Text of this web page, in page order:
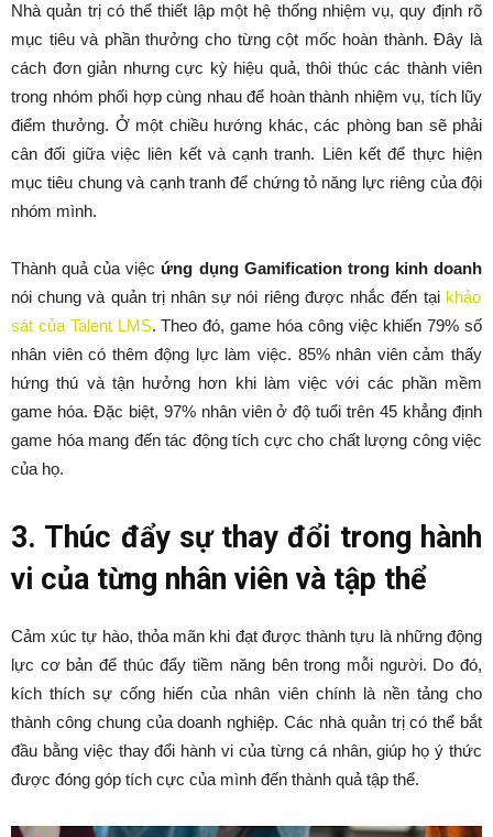
Nhà quản trị có thể thiết lập một hệ thống nhiệm vụ, quy định rõ
mục tiêu và phần thưởng cho từng cột mốc hoàn thành. Đây là
cách đơn giản nhưng cực kỳ hiệu quả, thôi thúc các thành viên
trong nhóm phối hợp cùng nhau để hoàn thành nhiệm vụ, tích lũy
điểm thưởng. Ở một chiều hướng khác, các phòng ban sẽ phải
cân đối giữa việc liên kết và cạnh tranh. Liên kết để thực hiện
mục tiêu chung và cạnh tranh để chứng tỏ năng lực riêng của đội
nhóm mình.
Thành quả của việc ứng dụng Gamification trong kinh doanh
nói chung và quản trị nhân sự nói riêng được nhắc đến tại khảo
sát của Talent LMS. Theo đó, game hóa công việc khiến 79% số
nhân viên có thêm động lực làm việc. 85% nhân viên cảm thấy
hứng thú và tận hưởng hơn khi làm việc với các phần mềm
game hóa. Đặc biệt, 97% nhân viên ở độ tuổi trên 45 khẳng định
game hóa mang đến tác động tích cực cho chất lượng công việc
của họ.
3. Thúc đẩy sự thay đổi trong hành
vi của từng nhân viên và tập thể
Cảm xúc tự hào, thỏa mãn khi đạt được thành tựu là những động
lực cơ bản để thúc đẩy tiềm năng bên trong mỗi người. Do đó,
kích thích sự cống hiến của nhân viên chính là nền tảng cho
thành công chung của doanh nghiệp. Các nhà quản trị có thể bắt
đầu bằng việc thay đổi hành vi của từng cá nhân, giúp họ ý thức
được đóng góp tích cực của mình đến thành quả tập thể.